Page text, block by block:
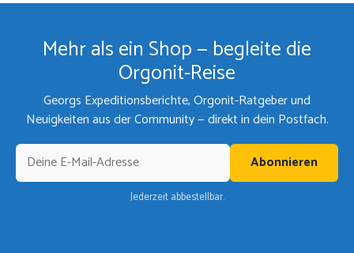
Mehr als ein Shop — begleite die
Orgonit-Reise
Georgs Expeditionsberichte, Orgonit-Ratgeber und
Neuigkeiten aus der Community — direkt in dein Postfach.
Abonnieren
Jederzeit abbestellbar.